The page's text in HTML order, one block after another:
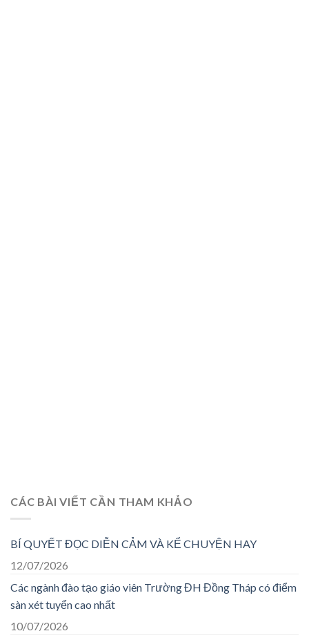
CÁC BÀI VIẾT CẦN THAM KHẢO
BÍ QUYẾT ĐỌC DIỄN CẢM VÀ KỂ CHUYỆN HAY
12/07/2026
Các ngành đào tạo giáo viên Trường ĐH Đồng Tháp có điểm
sàn xét tuyển cao nhất
10/07/2026